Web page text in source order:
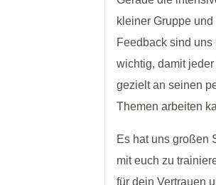
kleiner Gruppe
Feedback sind uns
wichtig, damit
gezielt an seinen
Themen arbeiten
Es hat uns großen
mit euch zu
für dein Vertrauen